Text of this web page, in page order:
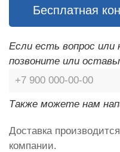
Бесплатная
Если есть вопрос
позвоните или
Также можете нам
Доставка
компании.